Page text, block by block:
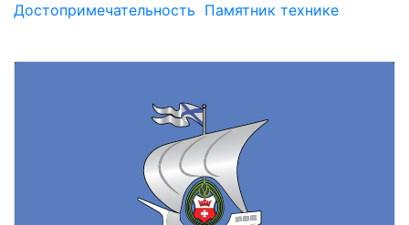
Достопримечательность Памятник технике